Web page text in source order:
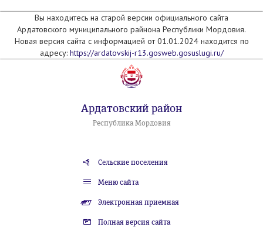
Вы находитесь на старой версии официального сайта
Ардатовского муниципального райнона Республики Мордовия.
Новая версия сайта с информацией от 01.01.2024 находится по
адресу: https://ardatovskij-r13.gosweb.gosuslugi.ru/
Ардатовский район
Республика Мордовия
Сельские поселения
Меню сайта
Электронная приемная
Полная версия сайта